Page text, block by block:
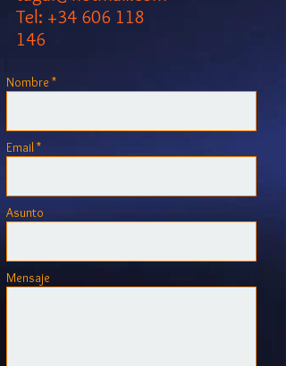
Tel: +34 606 118
146
Nombre *
Email *
Asunto
Mensaje